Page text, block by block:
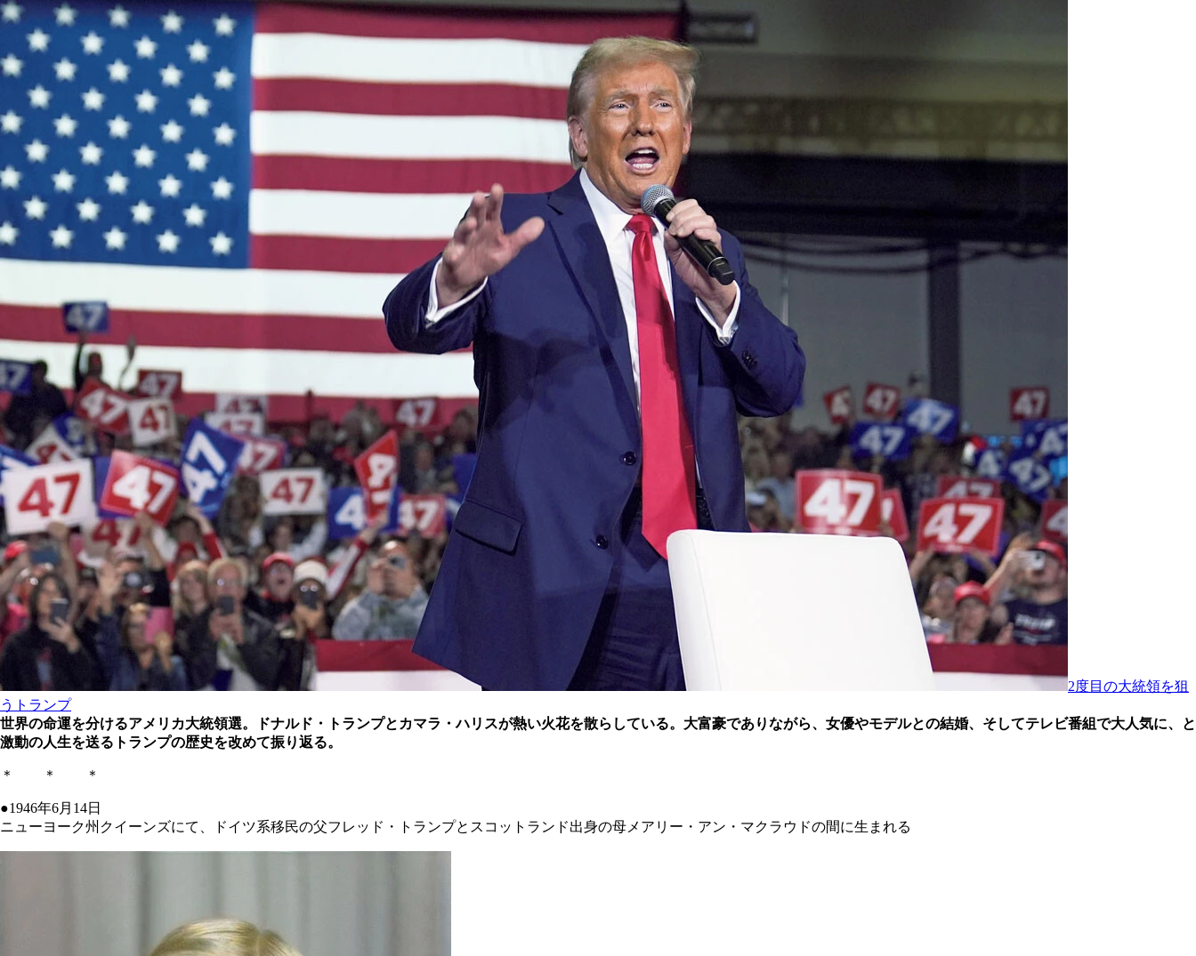
2度目の大統領を狙
うトランプ
世界の命運を分けるアメリカ大統領選。ドナルド・トランプとカマラ・ハリスが熱い火花を散らしている。大富豪でありながら、女優やモデルとの結婚、そしてテレビ番組で大人気に、と
激動の人生を送るトランプの歴史を改めて振り返る。
＊ ＊ ＊
●1946年6月14日
ニューヨーク州クイーンズにて、ドイツ系移民の父フレッド・トランプとスコットランド出身の母メアリー・アン・マクラウドの間に生まれる